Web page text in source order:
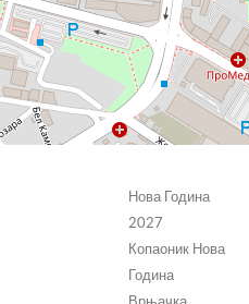
Нова Година
2027
Копаоник Нова
Година